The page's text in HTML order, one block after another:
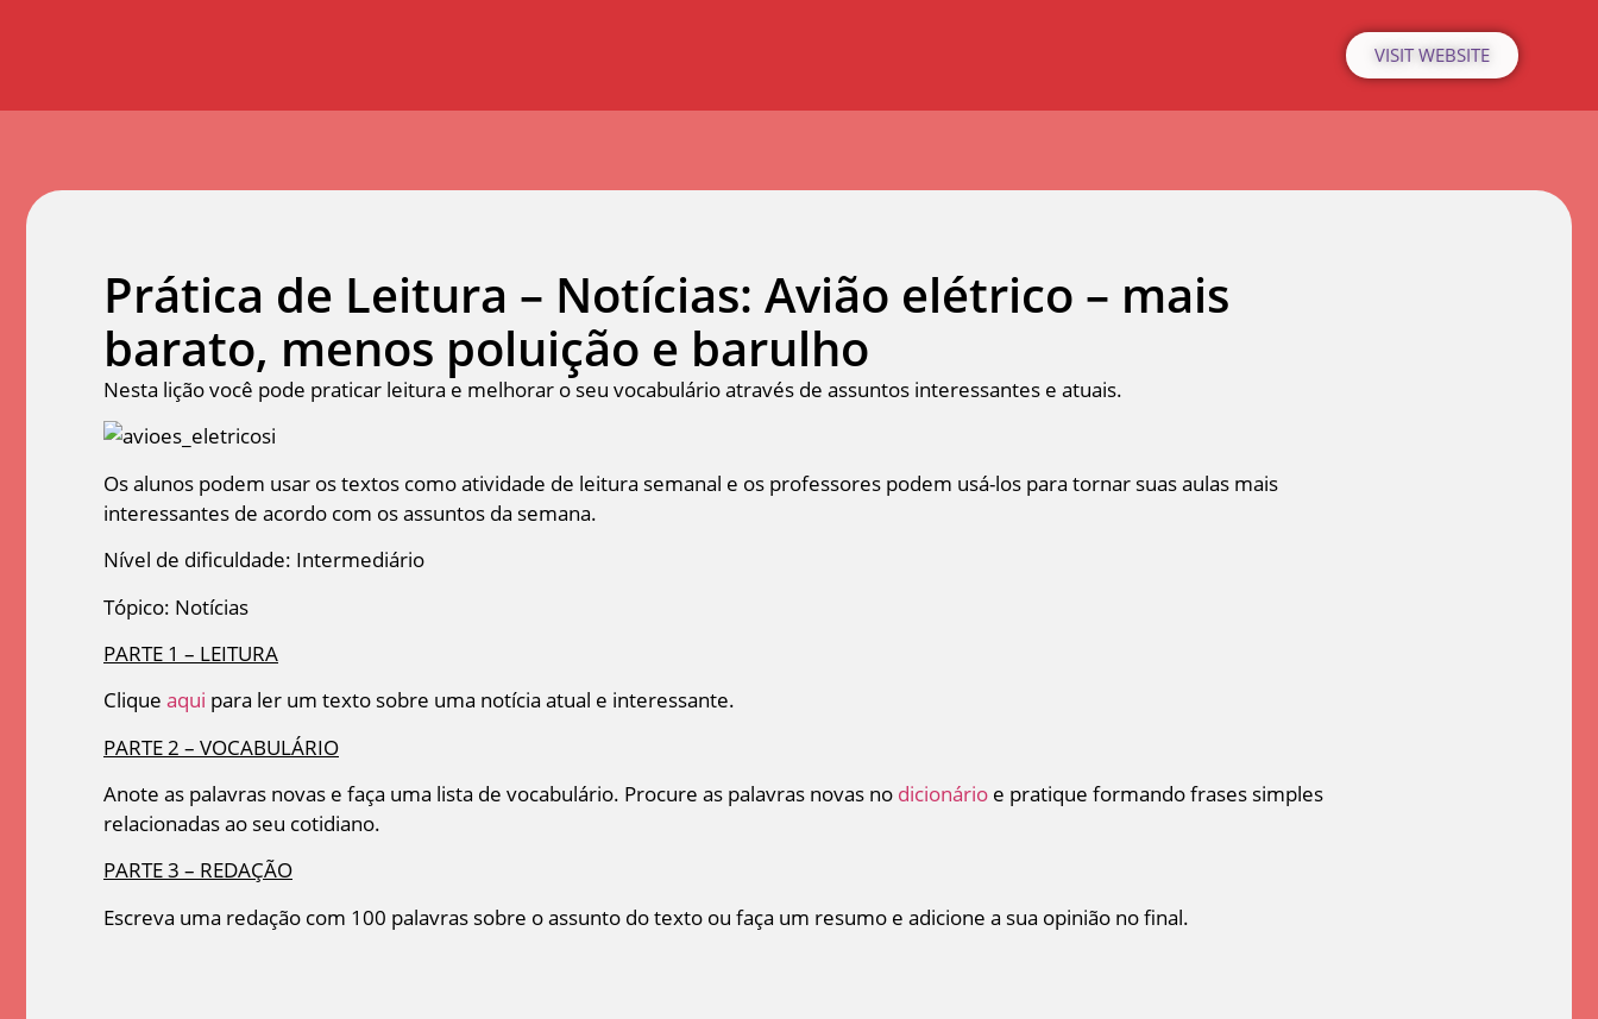
VISIT WEBSITE
Prática de Leitura – Notícias: Avião elétrico – mais
barato, menos poluição e barulho
Nesta lição você pode praticar leitura e melhorar o seu vocabulário através de assuntos interessantes e atuais.
Os alunos podem usar os textos como atividade de leitura semanal e os professores podem usá-los para tornar suas aulas mais
interessantes de acordo com os assuntos da semana.
Nível de dificuldade: Intermediário
Tópico: Notícias
PARTE 1 – LEITURA
Clique aqui para ler um texto sobre uma notícia atual e interessante.
PARTE 2 – VOCABULÁRIO
Anote as palavras novas e faça uma lista de vocabulário. Procure as palavras novas no dicionário e pratique formando frases simples
relacionadas ao seu cotidiano.
PARTE 3 – REDAÇÃO
Escreva uma redação com 100 palavras sobre o assunto do texto ou faça um resumo e adicione a sua opinião no final.